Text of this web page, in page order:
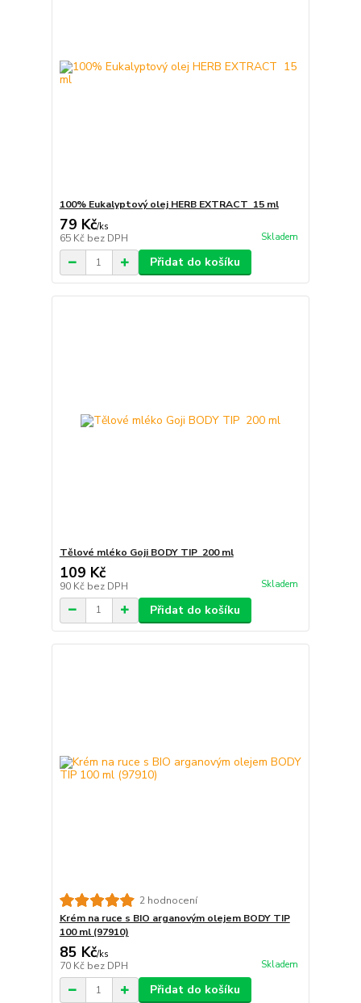
100% Eukalyptový olej HERB EXTRACT 15 ml
79 Kč/ks
65 Kč bez DPH Skladem
Přidat do košíku
Tělové mléko Goji BODY TIP 200 ml
109 Kč
90 Kč bez DPH Skladem
Přidat do košíku
2 hodnocení
Krém na ruce s BIO arganovým olejem BODY TIP
100 ml (97910)
85 Kč/ks
70 Kč bez DPH Skladem
Přidat do košíku